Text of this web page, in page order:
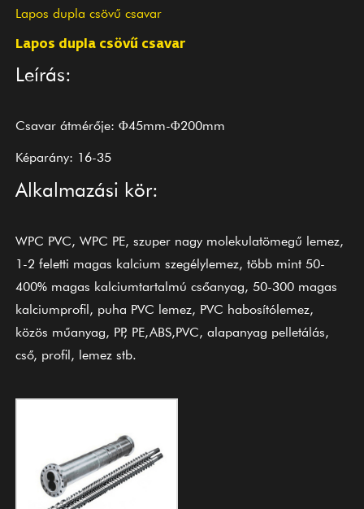
Lapos dupla csövű csavar
Lapos dupla csövű csavar
Leírás:
Csavar átmérője: Φ45mm-Φ200mm
Képarány: 16-35
Alkalmazási kör:
WPC PVC, WPC PE, szuper nagy molekulatömegű lemez,
1-2 feletti magas kalcium szegélylemez, több mint 50-
400% magas kalciumtartalmú csőanyag, 50-300 magas
kalciumprofil, puha PVC lemez, PVC habosítólemez,
közös műanyag, PP, PE,ABS,PVC, alapanyag pelletálás,
cső, profil, lemez stb.